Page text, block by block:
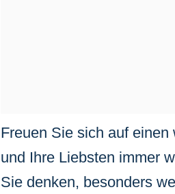
Freuen Sie sich auf
und Ihre Liebsten immer
Sie denken, besonders